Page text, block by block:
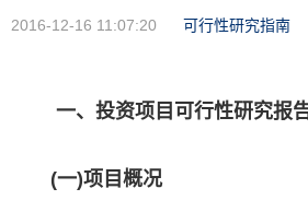
2016-12-16 11:07:20 可行性研究指南
一、投资项目 可行性研究报
(一)项目概况